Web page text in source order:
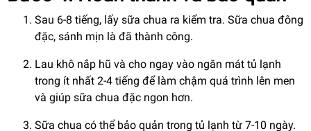
Sau 6-8 tiếng, lấy sữa chua ra kiểm tra. Sữa chua đông
đặc, sánh mịn là đã thành công.
Lau khô nắp hũ và cho ngay vào ngăn mát tủ lạnh
trong ít nhất 2-4 tiếng để làm chậm quá trình lên men
và giúp sữa chua đặc ngon hơn.
Sữa chua có thể bảo quản trong tủ lạnh từ 7-10 ngày.